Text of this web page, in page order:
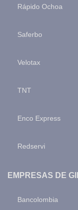
Rápido Ochoa
Saferbo
Velotax
TNT
Enco Express
Redservi
EMPRESAS DE
Bancolombia